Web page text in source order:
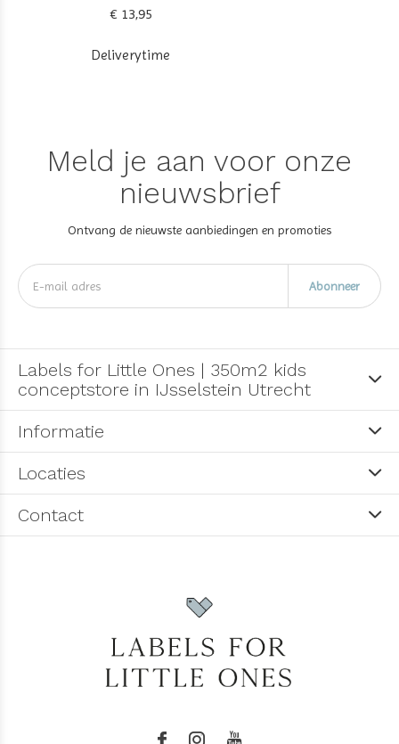
€ 13,95
Deliverytime
Meld je aan voor onze
nieuwsbrief
Ontvang de nieuwste aanbiedingen en promoties
Abonneer
Labels for Little Ones | 350m2 kids
conceptstore in IJsselstein Utrecht
Informatie
Locaties
Contact